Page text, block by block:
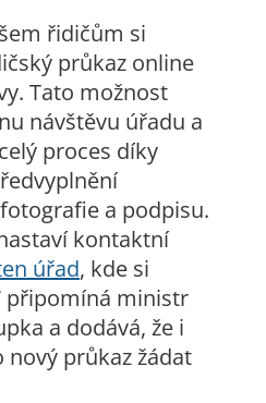
řidičům si
průkaz online
Tato možnost
návštěvu úřadu a
proces díky
a podpisu.
kontaktní
úřad, kde si
připomíná ministr
a dodává, že i
nový průkaz žádat